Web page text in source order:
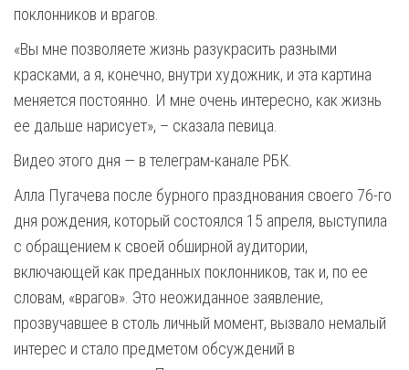
поклонников и врагов.
«Вы мне позволяете жизнь разукрасить разными
красками, а я, конечно, внутри художник, и эта картина
меняется постоянно. И мне очень интересно, как жизнь
ее дальше нарисует», – сказала певица.
Видео этого дня — в телеграм-канале РБК.
Алла Пугачева после бурного празднования своего 76-го
дня рождения, который состоялся 15 апреля, выступила
с обращением к своей обширной аудитории,
включающей как преданных поклонников, так и, по ее
словам, «врагов». Это неожиданное заявление,
прозвучавшее в столь личный момент, вызвало немалый
интерес и стало предметом обсуждений в